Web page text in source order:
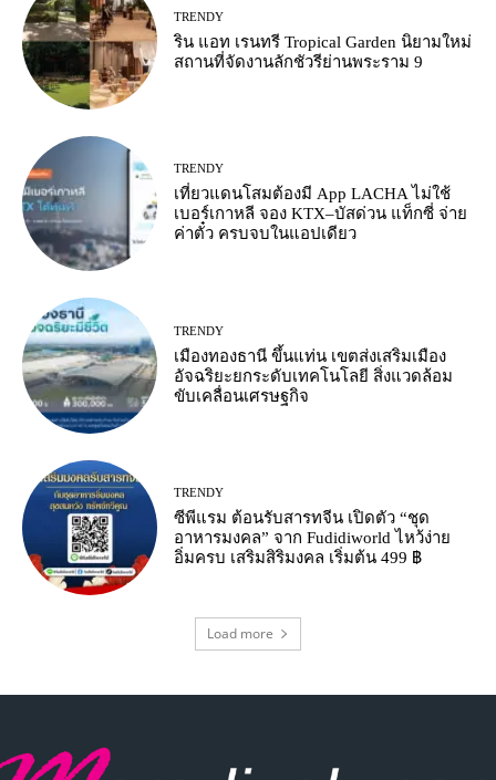
TRENDY
ริน แอท เรนทรี Tropical Garden นิยามใหม่
สถานที่จัดงานลักชัวรีย่านพระราม 9
TRENDY
เที่ยวแดนโสมต้องมี App LACHA ไม่ใช้
เบอร์เกาหลี จอง KTX–บัสด่วน แท็กซี่ จ่าย
ค่าตั๋ว ครบจบในแอปเดียว
TRENDY
เมืองทองธานี ขึ้นแท่น เขตส่งเสริมเมือง
อัจฉริยะยกระดับเทคโนโลยี สิ่งแวดล้อม
ขับเคลื่อนเศรษฐกิจ
TRENDY
ซีพีแรม ต้อนรับสารทจีน เปิดตัว “ชุด
อาหารมงคล” จาก Fudidiworld ไหว้ง่าย
อิ่มครบ เสริมสิริมงคล เริ่มต้น 499 ฿
Load more